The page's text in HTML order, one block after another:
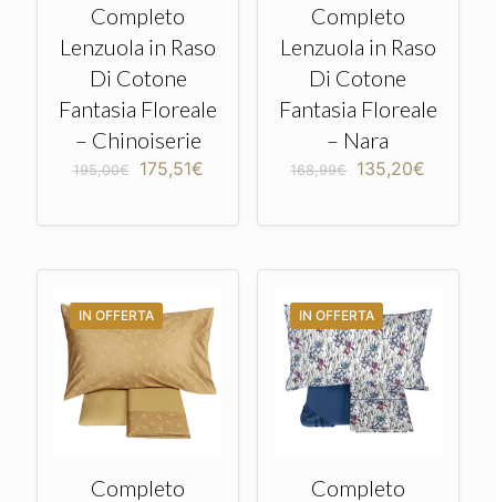
Completo
Lenzuola in Raso
Di Cotone
Fantasia Floreale
– Chinoiserie
195,00€
Il
era:
175,51€Il
è:
Completo
Lenzuola in Raso
Di Cotone
Fantasia Floreale
– Nara
168,99€
Il
era:
135,20€
è:
IN OFFERTA
Completo
IN OFFERTA
Completo